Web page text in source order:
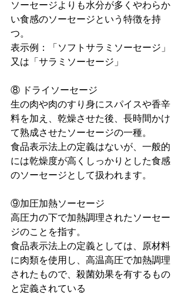
ソーセージよりも水分が多くやわらか
い食感のソーセージという特徴を持
つ。
表示例：「ソフトサラミソーセージ」
⼜は「サラミソーセージ」
⑧ ドライソーセージ
生の肉や肉のすり身にスパイスや香辛
料を加え、乾燥させた後、長時間かけ
て熟成させたソーセージの一種。
食品表示法上の定義はないが、一般的
には乾燥度が高くしっかりとした食感
のソーセージとして扱われます。
⑨加圧加熱ソーセージ
高圧力の下で加熱調理されたソーセー
ジのことを指す。
食品表示法上の定義としては、原材料
に肉類を使用し、高温高圧で加熱調理
されたもので、殺菌効果を有するもの
と定義されている